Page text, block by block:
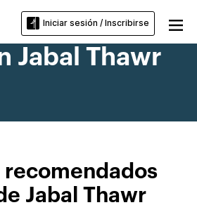
Iniciar sesión / Inscribirse
Jabal Thawr
recomendados
Jabal Thawr